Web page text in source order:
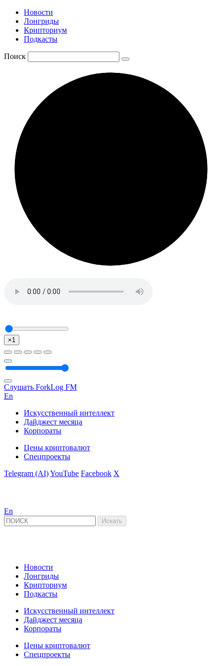
Новости
Лонгриды
Крипториум
Подкасты
Поиск
×1
Слушать ForkLog FM
En
Искусственный интеллект
Дайджест месяца
Корпораты
Цены криптовалют
Спецпроекты
Telegram (AI)YouTube Facebook X
En
Новости
Лонгриды
Крипториум
Подкасты
Искусственный интеллект
Дайджест месяца
Корпораты
Цены криптовалют
Спецпроекты